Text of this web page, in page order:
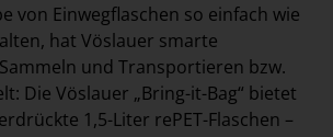
von Einwegflaschen so einfach wie
hat Vöslauer smarte
und Transportieren bzw.
Die Vöslauer „Bring-it-Bag“ bietet
1,5-Liter rePET-Flaschen –